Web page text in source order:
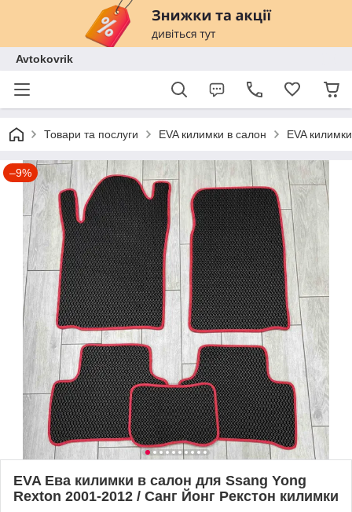
Avtokovrik
Товари та послуги EVA килимки в салон EVA
–9%
EVA Ева килимки в салон для Ssang Yong
Rexton 2001-2012 / Санг Йонг Рекстон килимки